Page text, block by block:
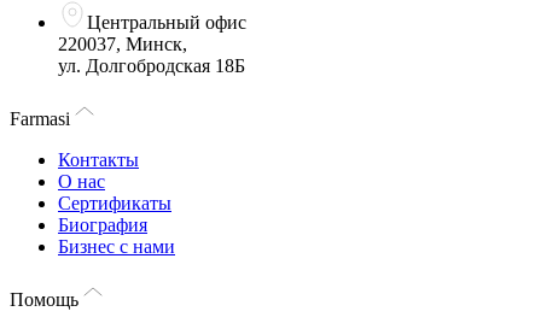
Центральный офис
220037, Минск,
ул. Долгобродская 18Б
Farmasi
Контакты
О нас
Сертификаты
Биография
Бизнес с нами
Помощь